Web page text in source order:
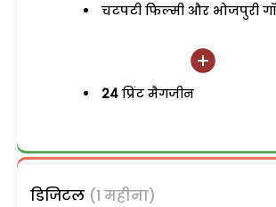
चटपटी फिल्मी और भोजपुरी
24 प्रिंट मैगजीन
डिजिटल (1 महीना)